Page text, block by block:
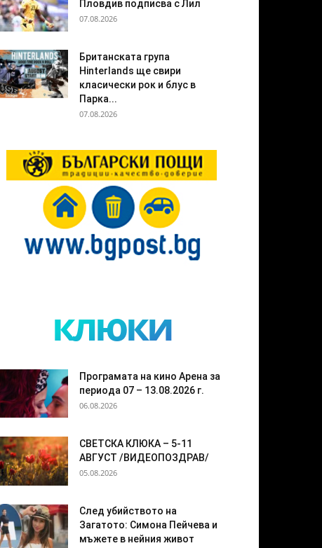
Пловдив подписва с Лил
07.08.2026
Британската група
Hinterlands ще свири
класически рок и блус в
Парка...
07.08.2026
клюки
Програмата на кино Арена за
периода 07 – 13.08.2026 г.
06.08.2026
СВЕТСКА КЛЮКА – 5-11
АВГУСТ /ВИДЕОПОЗДРАВ/
05.08.2026
След убийството на
Загатото: Симона Пейчева и
мъжете в нейния живот